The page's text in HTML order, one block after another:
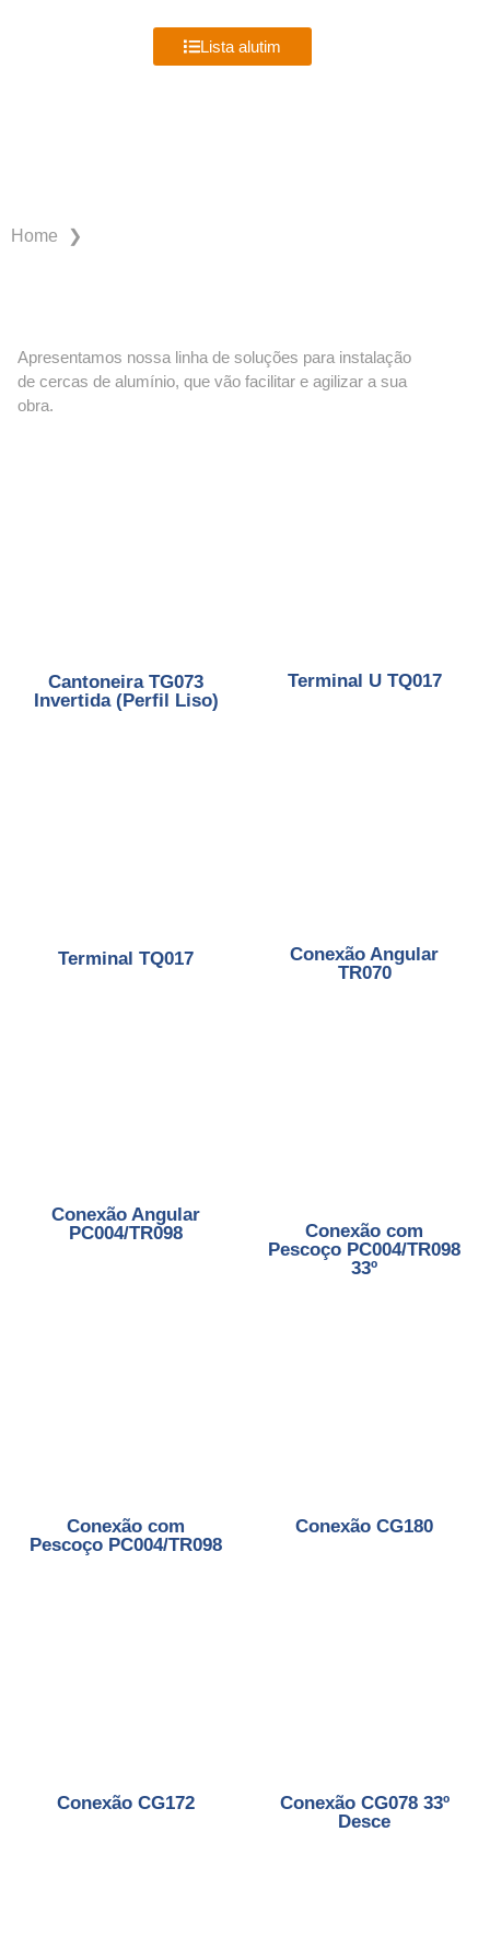
Lista alutim
Home ❯
Apresentamos nossa linha de soluções para instalação
de cercas de alumínio, que vão facilitar e agilizar a sua
obra.
Cantoneira TG073
Invertida (Perfil Liso)
Terminal U TQ017
Terminal TQ017
Conexão Angular
TR070
Conexão Angular
PC004/TR098
Conexão com
Pescoço PC004/TR098
33º
Conexão com
Pescoço PC004/TR098
Conexão CG180
Conexão CG172
Conexão CG078 33º
Desce